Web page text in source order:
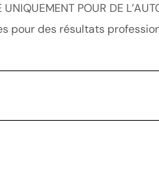
POUR DE
des résultats